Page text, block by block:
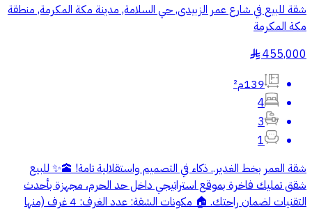
شقة للبيع في شارع عمر الزبيدى, حي السلامة, مدينة مكة المكرمة, منطقة
مكة المكرمة
455,000
§
139م²
4
3
1
شقة العمر بخط الغدير.. ذكاء في التصميم واستقلالية تامة! 🕋✨ للبيع
شقق تمليك فاخرة بموقع استراتيجي داخل حد الحرم، مجهزة بأحدث
التقنيات لضمان راحتك. 🏠 مكونات الشقة: عدد الغرف: 4 غرف (منها